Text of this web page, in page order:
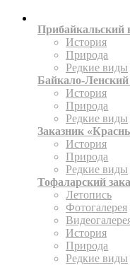
Прибайкальский
История
Природа
Редкие виды
Байкало-Ленский
История
Природа
Редкие виды
Заказник
История
Природа
Редкие виды
Тофаларский
Летопись
Фотогалерея
История
Природа
Редкие виды